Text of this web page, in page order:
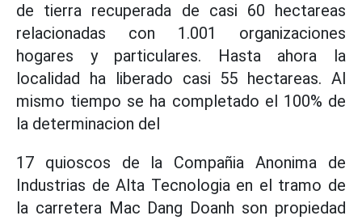
de tierra recuperada de casi 60 hectareas
relacionadas con 1.001 organizaciones
hogares y particulares. Hasta ahora la
localidad ha liberado casi 55 hectareas. Al
mismo tiempo se ha completado el 100% de
la determinacion del
17 quioscos de la Compañia Anonima de
Industrias de Alta Tecnologia en el tramo de
la carretera Mac Dang Doanh son propiedad